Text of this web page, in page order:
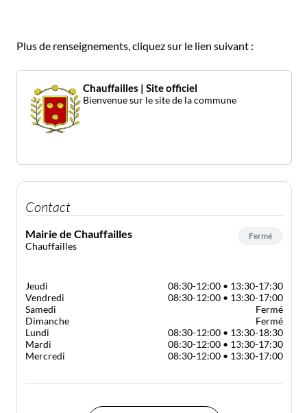
Plus de renseignements, cliquez sur le lien suivant :
Chauffailles | Site officiel
Bienvenue sur le site de la commune
Contact
Mairie de Chauffailles
Chauffailles
Fermé
Jeudi
08:30-12:00 • 13:30-17:30
Vendredi
08:30-12:00 • 13:30-17:00
Samedi
Fermé
Dimanche
Fermé
Lundi
08:30-12:00 • 13:30-18:30
Mardi
08:30-12:00 • 13:30-17:30
Mercredi
08:30-12:00 • 13:30-17:00